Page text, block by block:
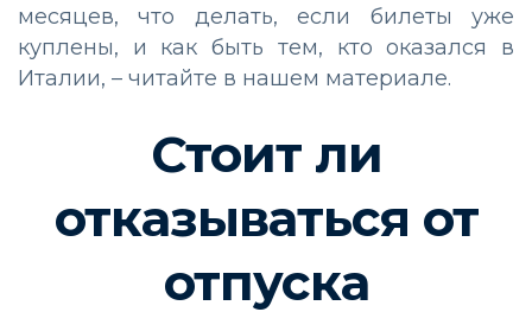
месяцев, что делать, если билеты уже
куплены, и как быть тем, кто оказался в
Италии, – читайте в нашем материале.
Стоит ли
отказываться от
отпуска